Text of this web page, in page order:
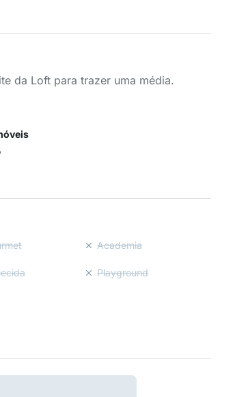
da Loft para trazer uma média.
Academia
Playground